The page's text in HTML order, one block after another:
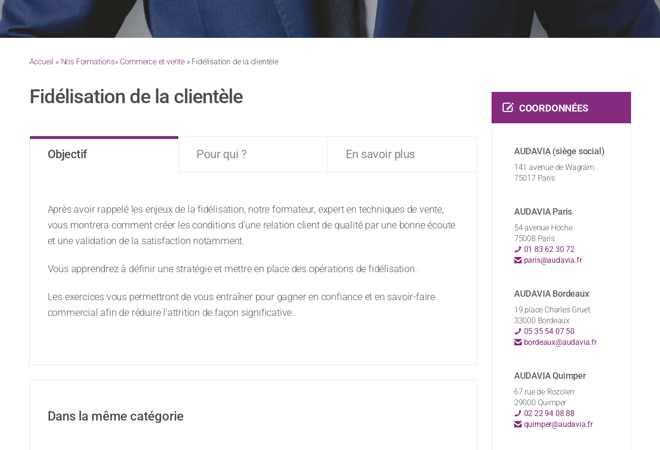
Accueil » Nos Formations» Commerce et vente» Fidélisation de la clientèle
Fidélisation de la clientèle
Objectif Pour qui ? En savoir plus
Après avoir rappelé les enjeux de la fidélisation, notre formateur, expert en techniques de vente,
vous montrera comment créer les conditions d’une relation client de qualité par une bonne écoute
et une validation de la satisfaction notamment.
Vous apprendrez à définir une stratégie et mettre en place des opérations de fidélisation.
Les exercices vous permettront de vous entraîner pour gagner en confiance et en savoir-faire
commercial afin de réduire l’attrition de façon significative.
Dans la même catégorie
COORDONNÉES
AUDAVIA (siège social)
141 avenue de Wagram
75017 Paris
AUDAVIA Paris
54 avenue Hoche
75008 Paris
01 83 62 30 72
paris@audavia.fr
AUDAVIA Bordeaux
19 place Charles Gruet
33000 Bordeaux
05 35 54 07 50
bordeaux@audavia.fr
AUDAVIA Quimper
67 rue de Rozolen
29000 Quimper
02 22 94 08 88
quimper@audavia.fr